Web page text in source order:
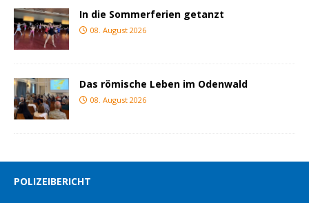
In die Sommerferien getanzt
08. August 2026
Das römische Leben im Odenwald
08. August 2026
POLIZEIBERICHT